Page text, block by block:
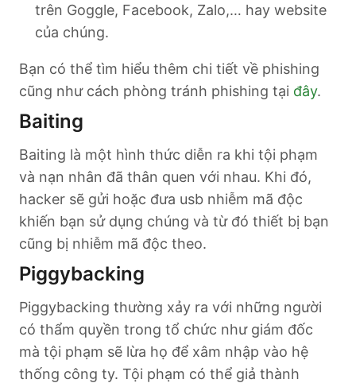
trên Goggle, Facebook, Zalo,… hay website
của chúng.
Bạn có thể tìm hiểu thêm chi tiết về phishing
cũng như cách phòng tránh phishing tại đây.
Baiting
Baiting là một hình thức diễn ra khi tội phạm
và nạn nhân đã thân quen với nhau. Khi đó,
hacker sẽ gửi hoặc đưa usb nhiễm mã độc
khiến bạn sử dụng chúng và từ đó thiết bị bạn
cũng bị nhiễm mã độc theo.
Piggybacking
Piggybacking thường xảy ra với những người
có thẩm quyền trong tổ chức như giám đốc
mà tội phạm sẽ lừa họ để xâm nhập vào hệ
thống công ty. Tội phạm có thể giả thành